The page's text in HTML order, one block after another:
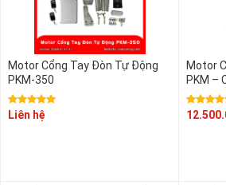
Motor Cổng Tay Đòn Tự Động
PKM-350
Liên hệ
Motor
PKM –